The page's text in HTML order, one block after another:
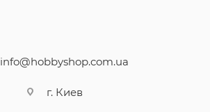
info@hobbyshop.com.ua
г. Киев